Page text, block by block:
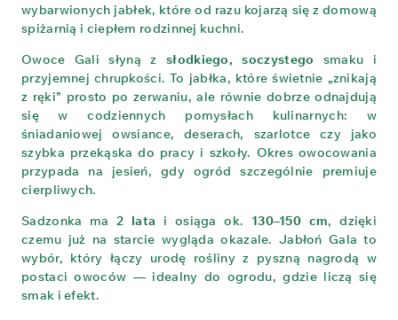
wybarwionych jabłek, które od razu kojarzą się z domową
spiżarnią i ciepłem rodzinnej kuchni.
Owoce Gali słyną zsłodkiego, soczystego smaku i
przyjemnej chrupkości. To jabłka, które świetnie „znikają
z ręki” prosto po zerwaniu, ale równie dobrze odnajdują
się w codziennych pomysłach kulinarnych: w
śniadaniowej owsiance, deserach, szarlotce czy jako
szybka przekąska do pracy i szkoły. Okres owocowania
przypada na jesień, gdy ogród szczególnie premiuje
cierpliwych.
Sadzonka ma2 lata i osiąga ok. 130–150 cm, dzięki
czemu już na starcie wygląda okazale. Jabłoń Gala to
wybór, który łączy urodę rośliny z pyszną nagrodą w
postaci owoców — idealny do ogrodu, gdzie liczą się
smak i efekt.